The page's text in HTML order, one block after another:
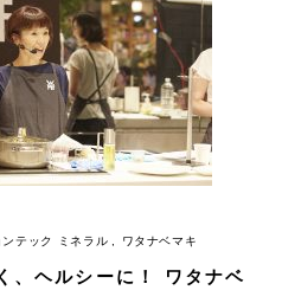
ンテック ミネラル ワタナベマキ
、ヘルシーに！ ワタナベ